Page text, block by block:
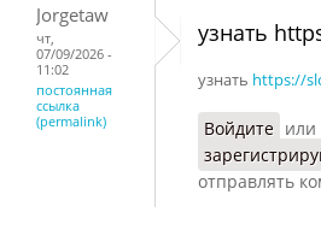
Jorgetaw
чт,
07/09/2026 -
11:02
постоянная
ссылка
(permalink)
узнать
узнать https://
Войдите или
отправлять